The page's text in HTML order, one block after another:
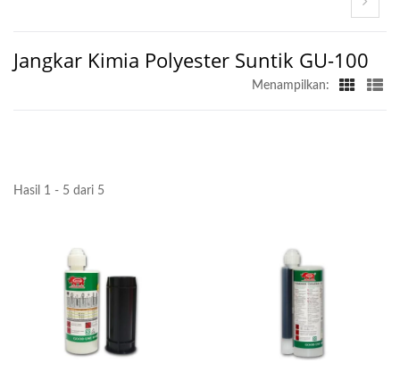
Jangkar Kimia Polyester Suntik GU-100
Menampilkan:
Hasil 1 - 5 dari 5